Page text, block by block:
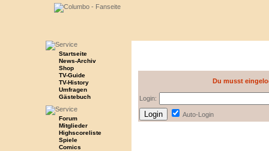
Startseite
News-Archiv
Shop
TV-Guide
TV-History
Umfragen
Gästebuch
Forum
Mitglieder
Highscoreliste
Spiele
Comics
Du musst
Login:
Auto-Login